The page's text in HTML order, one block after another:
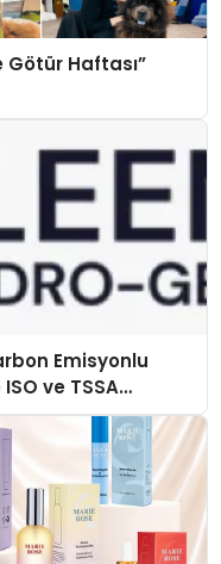
Götür Haftası”
Emisyonlu
ve TSSA